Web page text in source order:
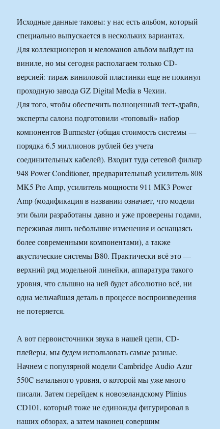
Исходные данные таковы: у нас есть альбом, который
специально выпускается в нескольких вариантах.
Для коллекционеров и меломанов альбом выйдет на
виниле, но мы сегодня располагаем только CD-
версией: тираж виниловой пластинки еще не покинул
проходную завода GZ Digital Media в Чехии.
Для того, чтобы обеспечить полноценный тест-драйв,
эксперты салона подготовили «топовый» набор
компонентов Burmester (общая стоимость системы —
порядка 6.5 миллионов рублей без учета
соединительных кабелей). Входит туда сетевой фильтр
948 Power Conditioner, предварительный усилитель 808
MK5 Pre Amp, усилитель мощности 911 MK3 Power
Amp (модификация в названии означает, что модели
эти были разработаны давно и уже проверены годами,
переживая лишь небольшие изменения и оснащаясь
более современными компонентами), а также
акустические системы B80. Практически всё это —
верхний ряд модельной линейки, аппаратура такого
уровня, что слышно на ней будет абсолютно всё, ни
одна мельчайшая деталь в процессе воспроизведения
не потеряется.
А вот первоисточники звука в нашей цепи, CD-
плейеры, мы будем использовать самые разные.
Начнем с популярной модели Cambridge Audio Azur
550C начального уровня, о которой мы уже много
писали. Затем перейдем к новозеландскому Plinius
CD101, который тоже не единожды фигурировал в
наших обзорах, а затем наконец совершим